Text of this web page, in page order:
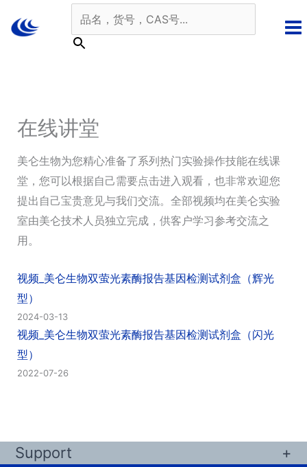
在线讲堂
美仑生物为您精心准备了系列热门实验操作技能在线课
堂，您可以根据自己需要点击进入观看，也非常欢迎您
提出自己宝贵意见与我们交流。全部视频均在美仑实验
室由美仑技术人员独立完成，供客户学习参考交流之
用。
视频_美仑生物双萤光素酶报告基因检测试剂盒（辉光
型）
2024-03-13
视频_美仑生物双萤光素酶报告基因检测试剂盒（闪光
型）
2022-07-26
Support